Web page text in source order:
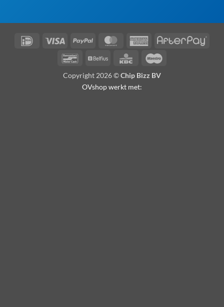
IDeal Visa PayPal MasterCardAmerican
BancontactBelfius KBC
Copyright 2026 ©Chip Bizz BV
OVshop werkt met: